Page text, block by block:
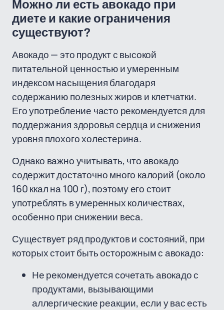
Можно ли есть авокадо при
диете и какие ограничения
существуют?
Авокадо — это продукт с высокой
питательной ценностью и умеренным
индексом насыщения благодаря
содержанию полезных жиров и клетчатки.
Его употребление часто рекомендуется для
поддержания здоровья сердца и снижения
уровня плохого холестерина.
Однако важно учитывать, что авокадо
содержит достаточно много калорий (около
160 ккал на 100 г), поэтому его стоит
употреблять в умеренных количествах,
особенно при снижении веса.
Существует ряд продуктов и состояний, при
которых стоит быть осторожным с авокадо:
Не рекомендуется сочетать авокадо с
продуктами, вызывающими
аллергические реакции, если у вас есть